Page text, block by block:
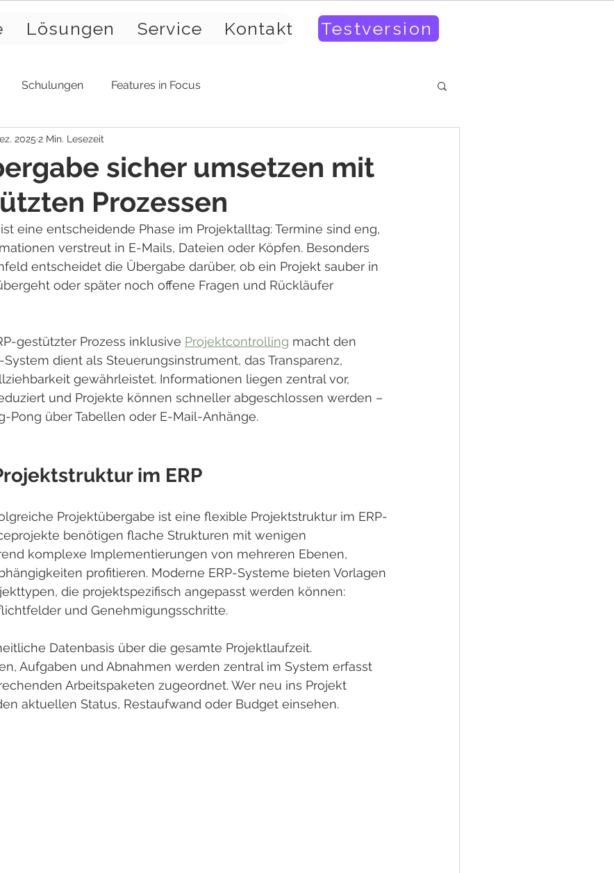
Lösungen Service Kontakt Testversion
Schulungen Features in Focus
sicher umsetzen mit
Prozessen
2025 2 Min. Lesezeit
eine entscheidende Phase im Projektalltag: Termine sind eng,
verstreut in E-Mails, Dateien oder Köpfen. Besonders
entscheidet die Übergabe darüber, ob ein Projekt sauber in
oder später noch offene Fragen und Rückläufer
gestützter Prozess inklusive Projektcontrolling macht den
System dient als Steuerungsinstrument, das Transparenz,
gewährleistet. Informationen liegen zentral vor,
und Projekte können schneller abgeschlossen werden –
Pong über Tabellen oder E-Mail-Anhänge.
im ERP
Projektübergabe ist eine flexible Projektstruktur im ERP-
benötigen flache Strukturen mit wenigen
komplexe Implementierungen von mehreren Ebenen,
profitieren. Moderne ERP-Systeme bieten Vorlagen
die projektspezifisch angepasst werden können:
und Genehmigungsschritte.
Datenbasis über die gesamte Projektlaufzeit.
Aufgaben und Abnahmen werden zentral im System erfasst
Arbeitspaketen zugeordnet. Wer neu ins Projekt
aktuellen Status, Restaufwand oder Budget einsehen.